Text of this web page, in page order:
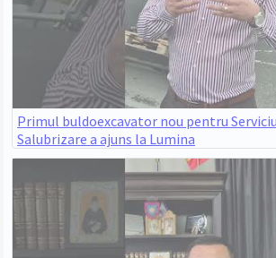
Primul buldoexcavator nou pentru
Salubrizare a ajuns la Lumina